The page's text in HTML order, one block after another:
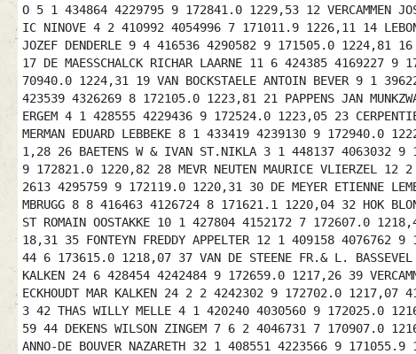
O 5 1 434864 4229795 9 172841.0 1229,53 12 VERCAMMEN
IC NINOVE 4 2 410992 4054996 7 171011.9 1226,11 14
JOZEF DENDERLE 9 4 416536 4290582 9 171505.0 1224,81 16
17 DE MAESSCHALCK RICHAR LAARNE 11 6 424385 4169227
70940.0 1224,31 19 VAN BOCKSTAELE ANTOIN BEVER 9 1
423539 4326269 8 172105.0 1223,81 21 PAPPENS JAN
ERGEM 4 1 428555 4229436 9 172524.0 1223,05 23
MERMAN EDUARD LEBBEKE 8 1 433419 4239130 9 172940.0
1,28 26 BAETENS W & IVAN ST.NIKLA 3 1 448137 4063032 9
9 172821.0 1220,82 28 MEVR NEUTEN MAURICE VLIERZEL
2613 4295759 9 172119.0 1220,31 30 DE MEYER ETIENNE
MBRUGG 8 8 416463 4126724 8 171621.1 1220,04 32 HOK
ST ROMAIN OOSTAKKE 10 1 427804 4152172 7 172607.0
18,31 35 FONTEYN FREDDY APPELTER 12 1 409158 4076762
44 6 173615.0 1218,07 37 VAN DE STEENE FR.& L.
KALKEN 24 6 428454 4242484 9 172659.0 1217,26 39
ECKHOUDT MAR KALKEN 24 2 2 4242302 9 172702.0 1217,07
3 42 THAS WILLY MELLE 4 1 420240 4030560 9 172025.0
59 44 DEKENS WILSON ZINGEM 7 6 2 4046731 7 170907.0
ANNO-DE BOUVER NAZARETH 32 1 408551 4223566 9